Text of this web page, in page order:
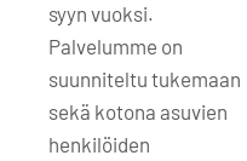
syyn vuoksi.
Palvelumme on
suunniteltu tukemaan
sekä kotona asuvien
henkilöiden